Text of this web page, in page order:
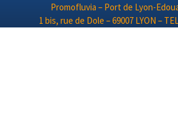
Promofluvia – Port de Lyon-
1 bis, rue de Dole – 69007 LYON –